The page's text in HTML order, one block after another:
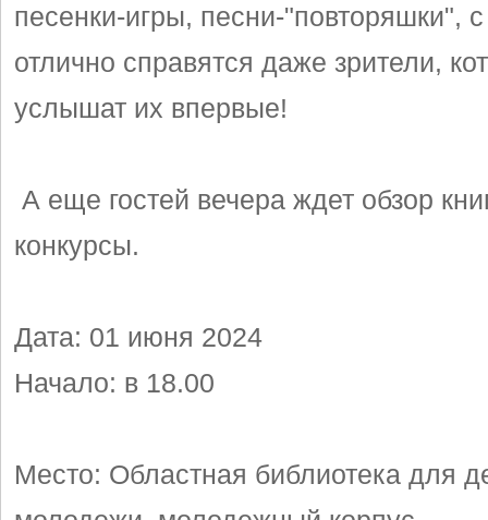
песенки-игры, песни-"повторяшки",
отлично справятся даже зрители,
услышат их впервые!
А еще гостей вечера ждет обзор
конкурсы.
Дата: 01 июня 2024
Начало: в 18.00
Место: Областная библиотека для